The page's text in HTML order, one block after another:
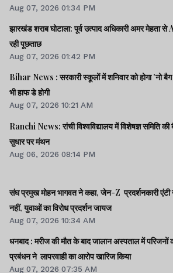
Aug 07, 2026 01:34 PM
झारखंड शराब घोटाला: पूर्व उत्पाद अधिकारी अमर मेहता
रही पूछताछ
Aug 07, 2026 01:42 PM
Bihar News : सरकारी स्कूलों में शनिवार को होगा 'नो
भी हाफ डे होगी
Aug 07, 2026 10:21 AM
Ranchi News: रांची विश्वविद्यालय में विशेषज्ञ समिति की
सुधार पर मंथन
Aug 06, 2026 08:14 PM
संघ प्रमुख मोहन भागवत ने कहा, जेन-Z प्रदर्शनकारी
नहीं, युवाओं का विरोध प्रदर्शन जायज
Aug 07, 2026 10:34 AM
धनबाद : मरीज की मौत के बाद जालान अस्पताल में परिजनों
प्रबंधन ने लापरवाही का आरोप खारिज किया
Aug 07, 2026 07:35 AM